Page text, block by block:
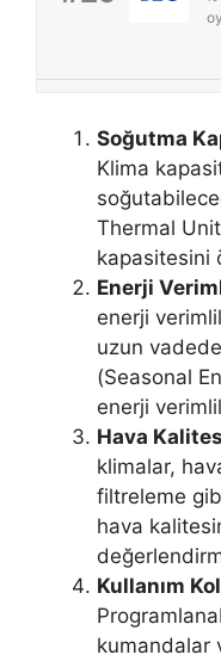
Soğutma
Klima
Thermal
kapasitesini
Enerji
enerji
uzun
(Seasonal
enerji
Hava
klimalar,
filtreleme
hava
Kullanım
kumandalar